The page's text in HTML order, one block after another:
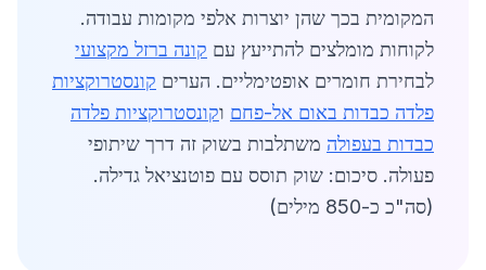
המקומית בכך שהן יוצרות אלפי מקומות עבודה.
לקוחות מומלצים להתייעץ עם קונה ברזל מקצועי
לבחירת חומרים אופטימליים. הערים קונסטרוקציות
פלדה כבדות באום אל-פחם וקונסטרוקציות פלדה
כבדות בעפולה משתלבות בשוק זה דרך שיתופי
פעולה. סיכום: שוק תוסס עם פוטנציאל גדילה.
(סה"כ כ-850 מילים)